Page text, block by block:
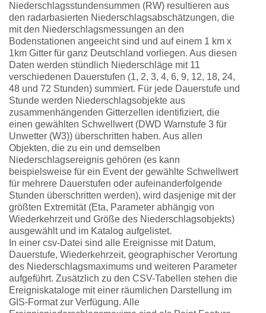
Niederschlagsstundensummen (RW) resultieren aus
den radarbasierten Niederschlagsabschätzungen, die
mit den Niederschlagsmessungen an den
Bodenstationen angeeicht sind und auf einem 1 km x
1km Gitter für ganz Deutschland vorliegen. Aus diesen
Daten werden stündlich Niederschläge mit 11
verschiedenen Dauerstufen (1, 2, 3, 4, 6, 9, 12, 18, 24,
48 und 72 Stunden) summiert. Für jede Dauerstufe und
Stunde werden Niederschlagsobjekte aus
zusammenhängenden Gitterzellen identifiziert, die
einen gewählten Schwellwert (DWD Warnstufe 3 für
Unwetter (W3)) überschritten haben. Aus allen
Objekten, die zu ein und demselben
Niederschlagsereignis gehören (es kann
beispielsweise für ein Event der gewählte Schwellwert
für mehrere Dauerstufen oder aufeinanderfolgende
Stunden überschritten werden), wird dasjenige mit der
größten Extremität (Eta, Parameter abhängig von
Wiederkehrzeit und Größe des Niederschlagsobjekts)
ausgewählt und im Katalog aufgelistet.
In einer csv-Datei sind alle Ereignisse mit Datum,
Dauerstufe, Wiederkehrzeit, geographischer Verortung
des Niederschlagsmaximums und weiteren Parameter
aufgeführt. Zusätzlich zu den CSV-Tabellen stehen die
Ereigniskataloge mit einer räumlichen Darstellung im
GIS-Format zur Verfügung. Alle